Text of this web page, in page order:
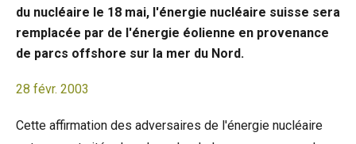
du nucléaire le 18 mai, l'énergie nucléaire suisse sera
remplacée par de l'énergie éolienne en provenance
de parcs offshore sur la mer du Nord.
28 févr. 2003
Cette affirmation des adversaires de l'énergie nucléaire